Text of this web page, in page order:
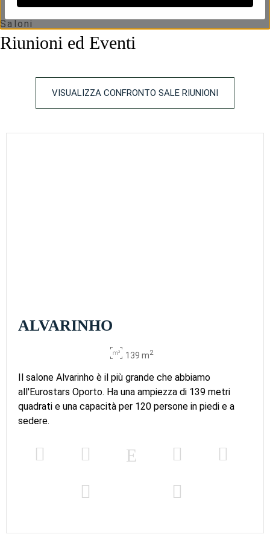
Saloni
Riunioni ed Eventi
VISUALIZZA CONFRONTO SALE RIUNIONI
ALVARINHO
139 m2
Il salone Alvarinho è il più grande che abbiamo
all'Eurostars Oporto. Ha una ampiezza di 139 metri
quadrati e una capacità per 120 persone in piedi e a
sedere.